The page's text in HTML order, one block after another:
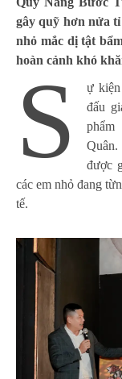
gây quỹ hơn nửa
nhỏ mắc dị tật
hoàn cảnh khó
S
ự
đấu
được
các em nhỏ đang
tế.